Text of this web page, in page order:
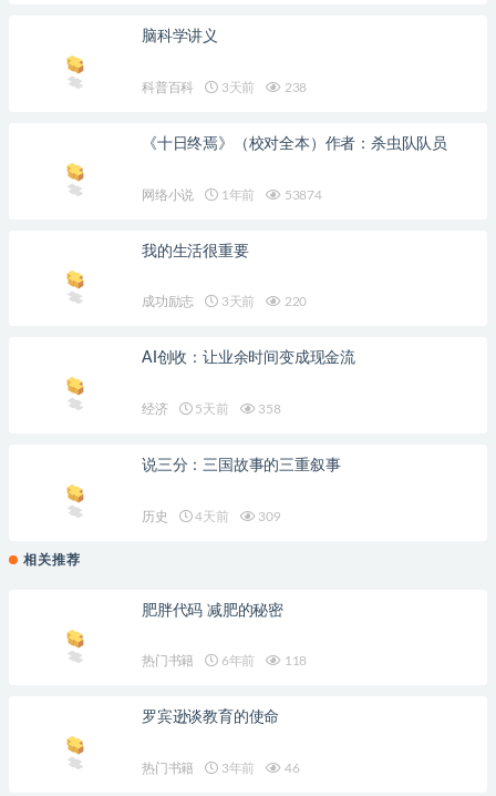
脑科学讲义
科普百科 3天前 238
《十日终焉》（校对全本）作者：杀虫队队员
网络小说 1年前 53874
我的生活很重要
成功励志 3天前 220
AI创收：让业余时间变成现金流
经济 5天前 358
说三分：三国故事的三重叙事
历史 4天前 309
相关推荐
肥胖代码 减肥的秘密
热门书籍 6年前 118
罗宾逊谈教育的使命
热门书籍 3年前 46